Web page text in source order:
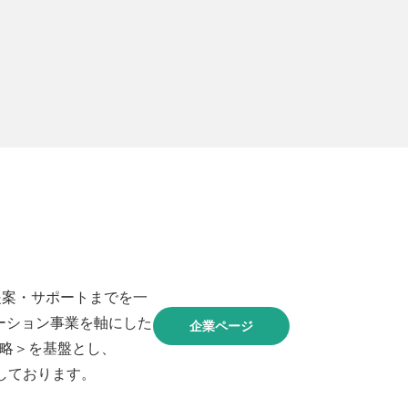
・サポートまでを一
ョン事業を軸にした
＞を基盤とし、
おります。
企業ページ